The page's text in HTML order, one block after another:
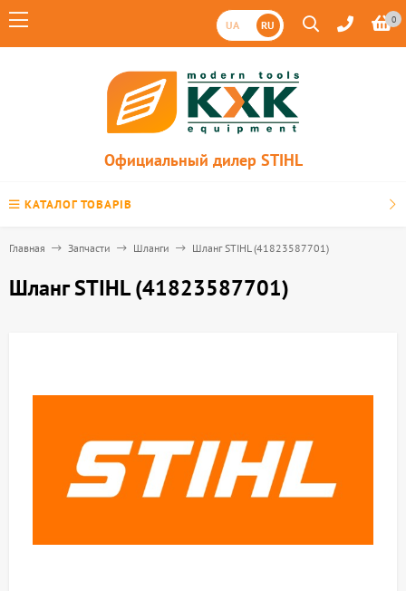
UA RU 0
Официальный дилер STIHL
КАТАЛОГ ТОВАРІВ
Главная Запчасти Шланги Шланг STIHL (41823587701)
Шланг STIHL (41823587701)